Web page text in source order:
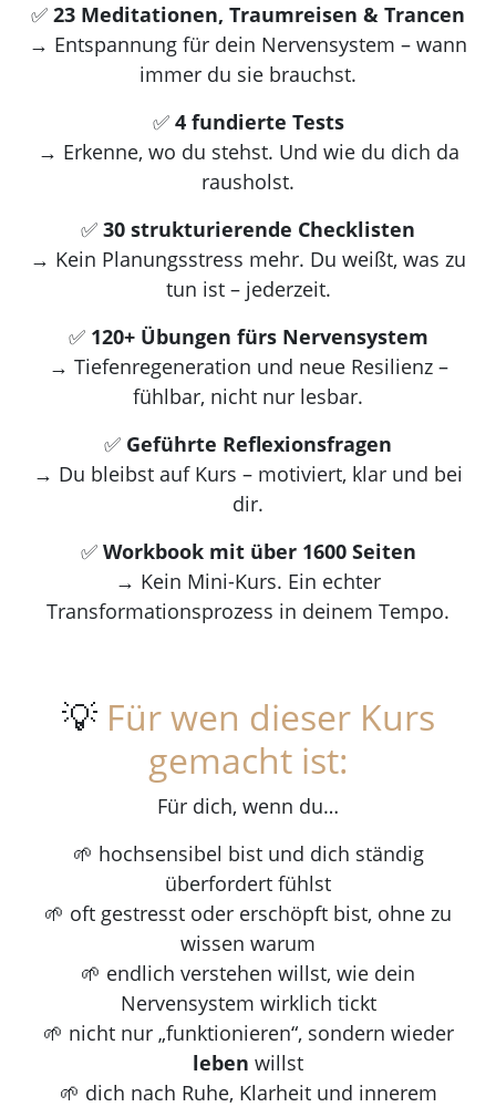
✅ 23 Meditationen, Traumreisen & Trancen
→ Entspannung für dein Nervensystem – wann
immer du sie brauchst.
✅ 4 fundierte Tests
→ Erkenne, wo du stehst. Und wie du dich da
rausholst.
✅ 30 strukturierende Checklisten
→ Kein Planungsstress mehr. Du weißt, was zu
tun ist – jederzeit.
✅ 120+ Übungen fürs Nervensystem
→ Tiefenregeneration und neue Resilienz –
fühlbar, nicht nur lesbar.
✅ Geführte Reflexionsfragen
→ Du bleibst auf Kurs – motiviert, klar und bei
dir.
✅ Workbook mit über 1600 Seiten
→ Kein Mini-Kurs. Ein echter
Transformationsprozess in deinem Tempo.
💡 Für wen dieser Kurs
gemacht ist:
Für dich, wenn du…
🌱 hochsensibel bist und dich ständig
überfordert fühlst
🌱 oft gestresst oder erschöpft bist, ohne zu
wissen warum
🌱 endlich verstehen willst, wie dein
Nervensystem wirklich tickt
🌱 nicht nur „funktionieren“, sondern wieder
leben willst
🌱 dich nach Ruhe, Klarheit und innerem